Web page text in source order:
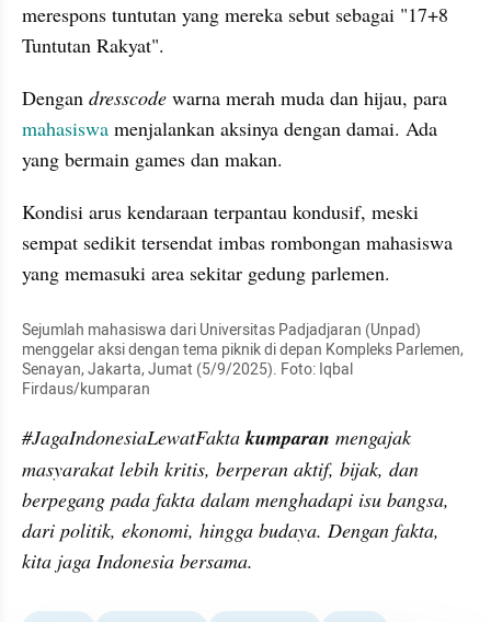
merespons tuntutan yang mereka sebut sebagai "17+8
Tuntutan Rakyat".
Dengan dresscode
mahasiswa menjalankan aksinya dengan damai. Ada
yang bermain games dan makan.
Kondisi arus kendaraan terpantau kondusif, meski
sempat sedikit tersendat imbas rombongan mahasiswa
yang memasuki area sekitar gedung parlemen.
Sejumlah mahasiswa dari Universitas Padjadjaran (Unpad)
menggelar aksi dengan tema piknik di depan Kompleks Parlemen,
Senayan, Jakarta, Jumat (5/9/2025). Foto: Iqbal
Firdaus/kumparan
#JagaIndonesiaLewatFakta kumparan mengajak
masyarakat lebih kritis, berperan aktif, bijak, dan
berpegang pada fakta dalam menghadapi isu bangsa,
dari politik, ekonomi, hingga budaya. Dengan fakta,
kita jaga Indonesia bersama.